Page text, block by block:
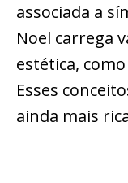
associada a
Noel carrega
estética,
Esses
ainda mais